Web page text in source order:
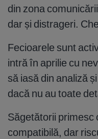
din zona
dar și distrageri.
Fecioarele sunt
intră în aprilie cu
să iasă din analiză
dacă nu au toate
Săgetătorii primesc
compatibilă, dar